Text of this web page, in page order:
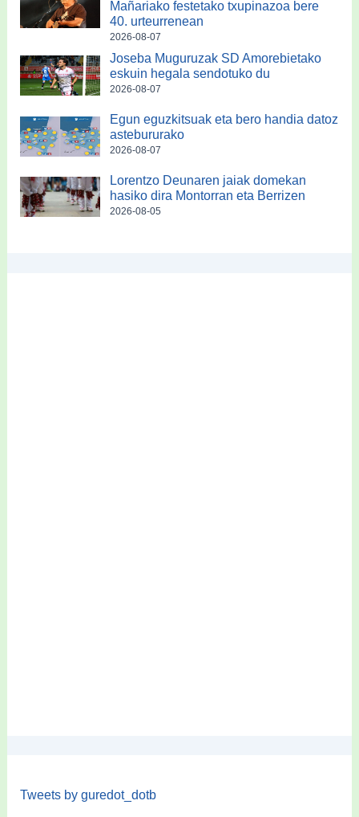
Mañariako festetako txupinazoa bere
40. urteurrenean
2026-08-07
Joseba Muguruzak SD Amorebietako
eskuin hegala sendotuko du
2026-08-07
Egun eguzkitsuak eta bero handia datoz
astebururako
2026-08-07
Lorentzo Deunaren jaiak domekan
hasiko dira Montorran eta Berrizen
2026-08-05
Tweets by guredot_dotb